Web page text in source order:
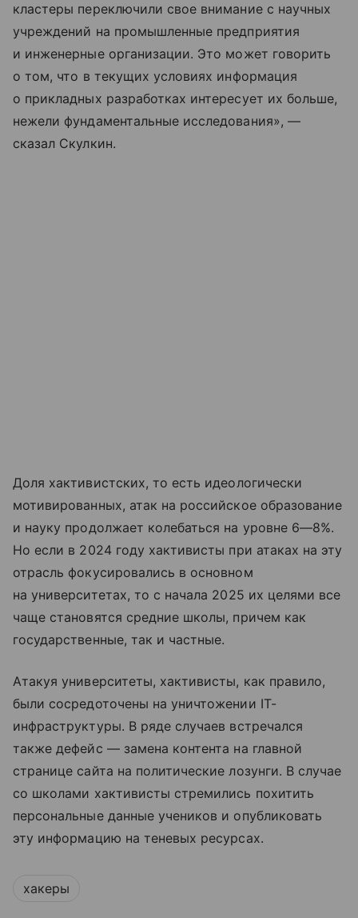
кластеры переключили свое внимание с научных
учреждений на промышленные предприятия
и инженерные организации. Это может говорить
о том, что в текущих условиях информация
о прикладных разработках интересует их больше,
нежели фундаментальные исследования», —
сказал Скулкин.
Доля хактивистских, то есть идеологически
мотивированных, атак на российское образование
и науку продолжает колебаться на уровне 6—8%.
Но если в 2024 году хактивисты при атаках на эту
отрасль фокусировались в основном
на университетах, то с начала 2025 их целями все
чаще становятся средние школы, причем как
государственные, так и частные.
Атакуя университеты, хактивисты, как правило,
были сосредоточены на уничтожении IT-
инфраструктуры. В ряде случаев встречался
также дефейс — замена контента на главной
странице сайта на политические лозунги. В случае
со школами хактивисты стремились похитить
персональные данные учеников и опубликовать
эту информацию на теневых ресурсах.
хакеры